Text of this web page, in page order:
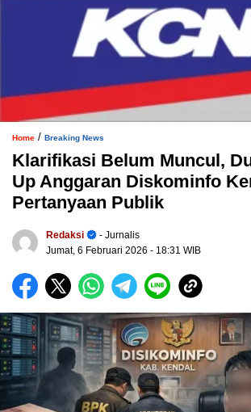
Home / Breaking News
Klarifikasi Belum Muncul,
Up Anggaran Diskominfo
Pertanyaan Publik
Redaksi
- Jurnalis
Jumat, 6 Februari 2026 - 18:31 WIB